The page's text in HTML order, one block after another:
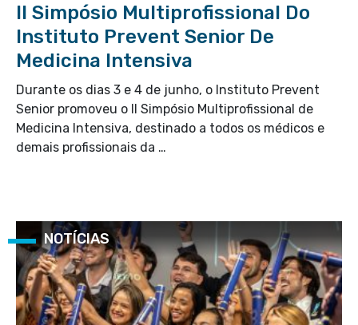
II Simpósio Multiprofissional Do
Instituto Prevent Senior De
Medicina Intensiva
Durante os dias 3 e 4 de junho, o Instituto Prevent
Senior promoveu o II Simpósio Multiprofissional de
Medicina Intensiva, destinado a todos os médicos e
demais profissionais da …
NOTÍCIAS